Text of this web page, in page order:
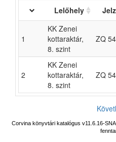
Lelőhely
1
KK Zenei
kottaraktár,
8. szint
ZQ
2
KK Zenei
kottaraktár,
8. szint
ZQ
Corvina könyvtári katalógus v11.6.16-